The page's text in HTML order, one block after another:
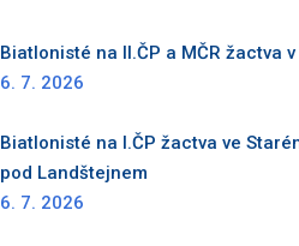
Biatlonisté na II.ČP a MČR žactva
6. 7. 2026
Biatlonisté na I.ČP žactva ve
pod Landštejnem
6. 7. 2026